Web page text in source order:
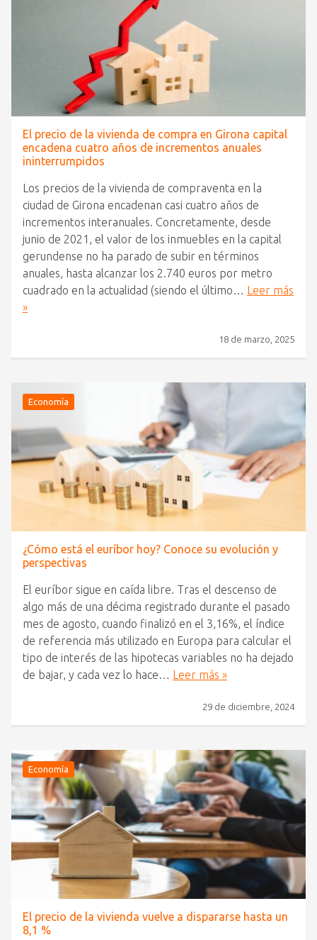
El precio de la vivienda de compra en Girona capital
encadena cuatro años de incrementos anuales
ininterrumpidos
Los precios de la vivienda de compraventa en la
ciudad de Girona encadenan casi cuatro años de
incrementos interanuales. Concretamente, desde
junio de 2021, el valor de los inmuebles en la capital
gerundense no ha parado de subir en términos
anuales, hasta alcanzar los 2.740 euros por metro
cuadrado en la actualidad (siendo el último… Leer más
»
18 de marzo, 2025
Economía
¿Cómo está el euríbor hoy? Conoce su evolución y
perspectivas
El euríbor sigue en caída libre. Tras el descenso de
algo más de una décima registrado durante el pasado
mes de agosto, cuando finalizó en el 3,16%, el índice
de referencia más utilizado en Europa para calcular el
tipo de interés de las hipotecas variables no ha dejado
de bajar, y cada vez lo hace… Leer más »
29 de diciembre, 2024
Economía
El precio de la vivienda vuelve a dispararse hasta un
8,1 %